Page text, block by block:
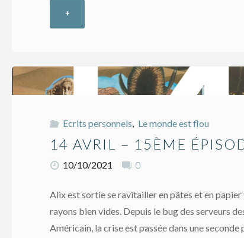
+"20
–
17ème
épisode"
Ecrits personnels, Le monde est flou
14 AVRIL – 15ÈME
10/10/2021 0
Alix est sortie se ravitailler en pâtes et en
rayons bien vides. Depuis le bug des serveurs
Américain, la crise est passée dans une